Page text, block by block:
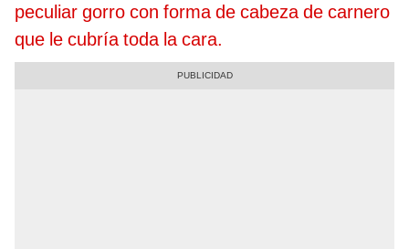
peculiar gorro con forma de cabeza de carnero
que le cubría toda la cara.